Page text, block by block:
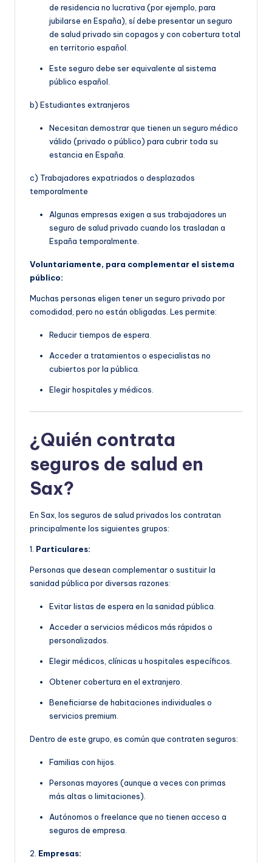
de residencia no lucrativa (por ejemplo, para
jubilarse en España), sí debe presentar un seguro
de salud privado sin copagos y con cobertura total
en territorio español.
Este seguro debe ser equivalente al sistema
público español.
b) Estudiantes extranjeros
Necesitan demostrar que tienen un seguro médico
válido (privado o público) para cubrir toda su
estancia en España.
c) Trabajadores expatriados o desplazados
temporalmente
Algunas empresas exigen a sus trabajadores un
seguro de salud privado cuando los trasladan a
España temporalmente.
Voluntariamente, para complementar el sistema
público:
Muchas personas eligen tener un seguro privado por
comodidad, pero no están obligadas. Les permite:
Reducir tiempos de espera.
Acceder a tratamientos o especialistas no
cubiertos por la pública.
Elegir hospitales y médicos.
¿Quién contrata
seguros de salud en
Sax?
En Sax, los seguros de salud privados los contratan
principalmente los siguientes grupos:
1. Particulares:
Personas que desean complementar o sustituir la
sanidad pública por diversas razones:
Evitar listas de espera en la sanidad pública.
Acceder a servicios médicos más rápidos o
personalizados.
Elegir médicos, clínicas u hospitales específicos.
Obtener cobertura en el extranjero.
Beneficiarse de habitaciones individuales o
servicios premium.
Dentro de este grupo, es común que contraten seguros:
Familias con hijos.
Personas mayores (aunque a veces con primas
más altas o limitaciones).
Autónomos o freelance que no tienen acceso a
seguros de empresa.
2. Empresas: